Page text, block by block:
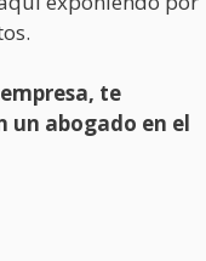
te
un abogado en el